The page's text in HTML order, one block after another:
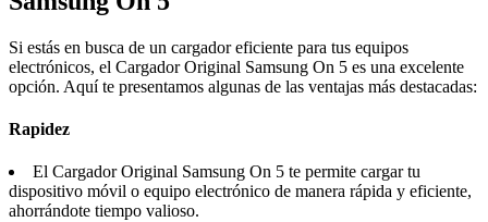
Si estás en busca de un cargador eficiente para tus equipos
electrónicos, el Cargador Original Samsung On 5 es una excelente
opción. Aquí te presentamos algunas de las ventajas más destacadas:
Rapidez
El Cargador Original Samsung On 5 te permite cargar tu
dispositivo móvil o equipo electrónico de manera rápida y eficiente,
ahorrándote tiempo valioso.